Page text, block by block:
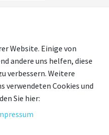
Website. Einige von
andere uns helfen, diese
verbessern. Weitere
verwendeten Cookies und
Sie hier: